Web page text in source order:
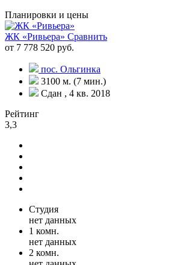
Планировки и цены
ЖК «Ривьера» Сравнить
от 7 778 520 руб.
пос. Ольгинка
3100 м. (7 мин.)
Сдан , 4 кв. 2018
Рейтинг
3,3
Студия
нет данных
1 комн.
нет данных
2 комн.